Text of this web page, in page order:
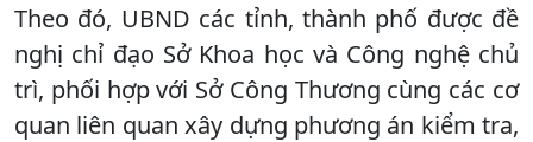
Theo đó, UBND các tỉnh, thành phố được đề
nghị chỉ đạo Sở Khoa học và Công nghệ chủ
trì, phối hợp với Sở Công Thương cùng các cơ
quan liên quan xây dựng phương án kiểm tra,